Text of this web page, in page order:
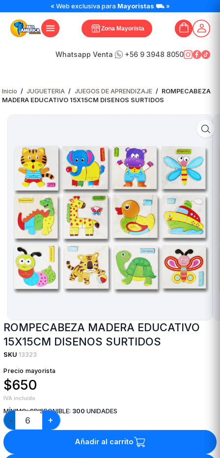
« Web exclusiva para Mayoristas ⛟ »
Zona Mayorista
Whatsapp Venta +56 9 3948 8050
Inicio / JUGUETERIA / JUEGOS DE APRENDIZAJE / ROMPECABEZA
MADERA EDUCATIVO 15X15CM DISENOS SURTIDOS
ROMPECABEZA MADERA EDUCATIVO
15X15CM DISENOS SURTIDOS
SKU 13323
Precio mayorista
$650
IVA incluido
MÍNIMO:6DISPONIBLE: 300 UNIDADES
−
ROMPECABEZA
MADERA
EDUCATIVO
15X15CM
+
Añadir al carrito